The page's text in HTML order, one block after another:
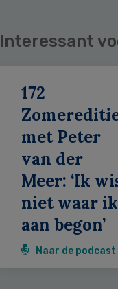
Interessant
172
met Peter
van der
Meer: ‘Ik
niet waar ik
aan begon’
Naar de podcast